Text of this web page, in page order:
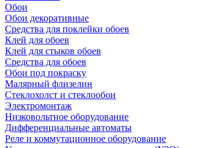
Обои
Обои декоративные
Средства для поклейки обоев
Клей для обоев
Клей для стыков обоев
Средства для обоев
Обои под покраску
Малярный флизелин
Стеклохолст и стеклообои
Электромонтаж
Низковольтное оборудование
Дифференциальные автоматы
Реле и коммутационное оборудование